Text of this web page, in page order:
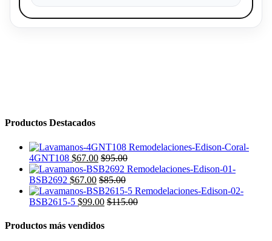
Productos Destacados
4GNT108 $67.00 $95.00
BSB2692 $67.00 $85.00
BSB2615-5 $99.00 $115.00
Productos más vendidos